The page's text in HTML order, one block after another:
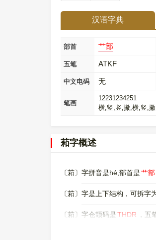
汉语字典
部首 艹部
五笔 ATKF
中文电码 无
笔画
12231234251
横,竖,竖,撇,横,竖,
萂字概述
〔萂〕字拼音是hé,部首是艹部
〔萂〕字是上下结构，可拆字
〔萂〕字仓颉码是THDR ，五